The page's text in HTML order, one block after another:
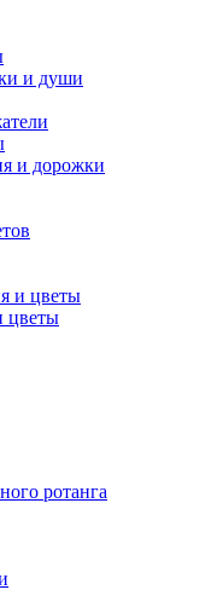
и души
и дорожки
и цветы
цветы
ротанга